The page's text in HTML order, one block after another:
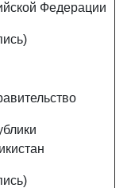
Федерации